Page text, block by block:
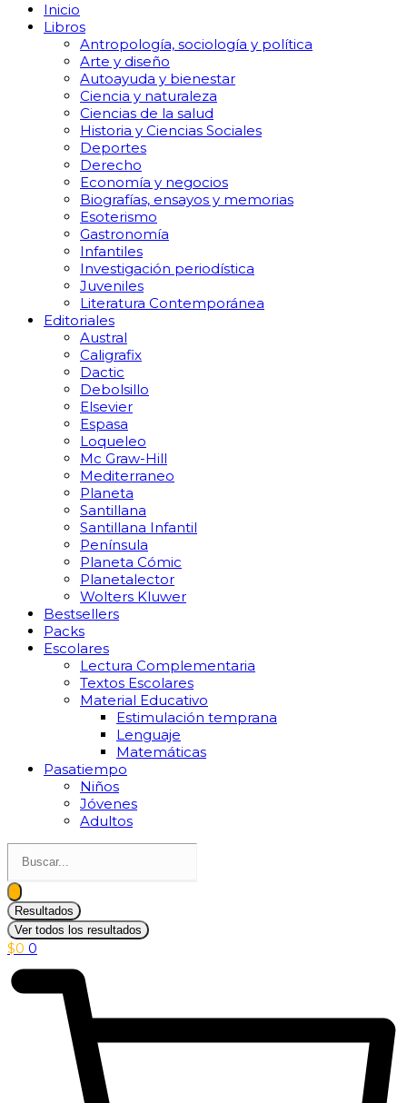
Inicio
Libros
Antropología, sociología y política
Arte y diseño
Autoayuda y bienestar
Ciencia y naturaleza
Ciencias de la salud
Historia y Ciencias Sociales
Deportes
Derecho
Economía y negocios
Biografías, ensayos y memorias
Esoterismo
Gastronomía
Infantiles
Investigación periodística
Juveniles
Literatura Contemporánea
Editoriales
Austral
Caligrafix
Dactic
Debolsillo
Elsevier
Espasa
Loqueleo
Mc Graw-Hill
Mediterraneo
Planeta
Santillana
Santillana Infantil
Península
Planeta Cómic
Planetalector
Wolters Kluwer
Bestsellers
Packs
Escolares
Lectura Complementaria
Textos Escolares
Material Educativo
Estimulación temprana
Lenguaje
Matemáticas
Pasatiempo
Niños
Jóvenes
Adultos
Resultados
Ver todos los resultados
$0 0